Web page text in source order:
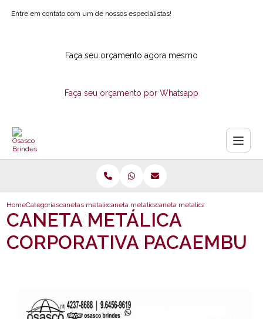
Entre em contato com um de nossos especialistas!
Faça seu orçamento agora mesmo
Faça seu orçamento por Whatsapp
HomeCategoriascanetas metalicascaneta metalica com logotipocaneta metalica corporativa
CANETA METÁLICA
CORPORATIVA PACAEMBU